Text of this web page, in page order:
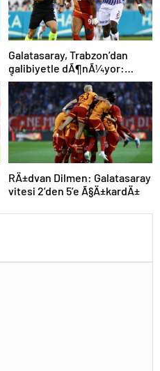
Galatasaray, Trabzon’dan
galibiyetle dÃ¶nÃ¼yor:
ÅampiyonluÄa 1 puan kaldÄ±!
RÄ±dvan Dilmen: Galatasaray
vitesi 2’den 5’e Ã§Ä±kardÄ±